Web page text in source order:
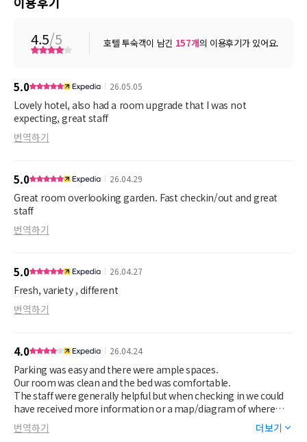
4.5/5 호텔 투숙객이 남긴 157개의 이용후기가 있어요.
5.0 26.05.05
Lovely hotel, also had a room upgrade that I was not
expecting, great staff
번역하기
5.0 26.04.29
Great room overlooking garden. Fast checkin/out and great
staff
번역하기
5.0 26.04.27
Fresh, variety , different
번역하기
4.0 26.04.24
Parking was easy and there were ample spaces.
Our room was clean and the bed was comfortable.
The staff were generally helpful but when checking in we could
have received more information or a map/diagram of where
everything was located.
Breakfast was very good and filling, there was a great selection
번역하기 더보기